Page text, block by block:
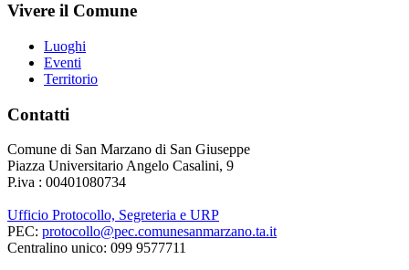
Vivere il Comune
Luoghi
Eventi
Territorio
Contatti
Comune di San Marzano di San Giuseppe
Piazza Universitario Angelo Casalini, 9
P.iva : 00401080734
Ufficio Protocollo, Segreteria e URP
PEC: protocollo@pec.comunesanmarzano.ta.it
Centralino unico: 099 9577711